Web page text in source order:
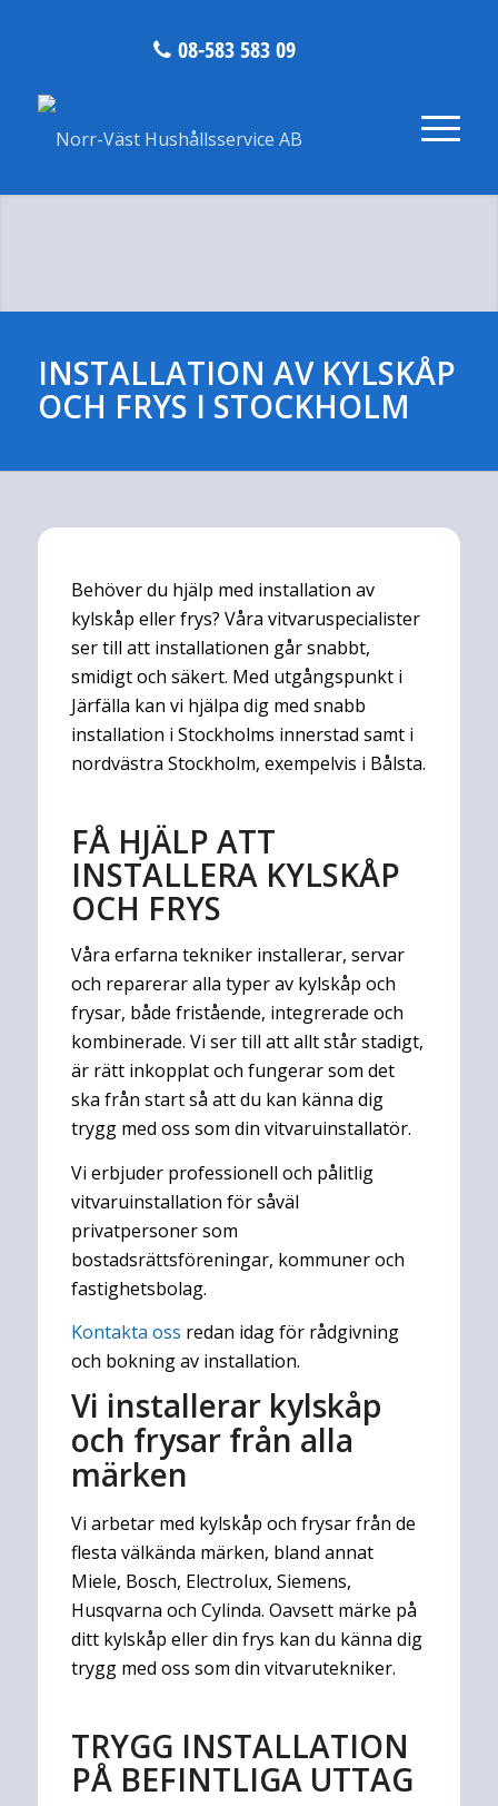
08-583 583 09
INSTALLATION AV KYLSKÅP
OCH FRYS I STOCKHOLM
Behöver du hjälp med installation av
kylskåp eller frys? Våra vitvaruspecialister
ser till att installationen går snabbt,
smidigt och säkert. Med utgångspunkt i
Järfälla kan vi hjälpa dig med snabb
installation i Stockholms innerstad samt i
nordvästra Stockholm, exempelvis i Bålsta.
FÅ HJÄLP ATT
INSTALLERA KYLSKÅP
OCH FRYS
Våra erfarna tekniker installerar, servar
och reparerar alla typer av kylskåp och
frysar, både fristående, integrerade och
kombinerade. Vi ser till att allt står stadigt,
är rätt inkopplat och fungerar som det
ska från start så att du kan känna dig
trygg med oss som din vitvaruinstallatör.
Vi erbjuder professionell och pålitlig
vitvaruinstallation för såväl
privatpersoner som
bostadsrättsföreningar, kommuner och
fastighetsbolag.
Kontakta oss redan idag för rådgivning
och bokning av installation.
Vi installerar kylskåp
och frysar från alla
märken
Vi arbetar med kylskåp och frysar från de
flesta välkända märken, bland annat
Miele, Bosch, Electrolux, Siemens,
Husqvarna och Cylinda. Oavsett märke på
ditt kylskåp eller din frys kan du känna dig
trygg med oss som din vitvarutekniker.
TRYGG INSTALLATION
PÅ BEFINTLIGA UTTAG